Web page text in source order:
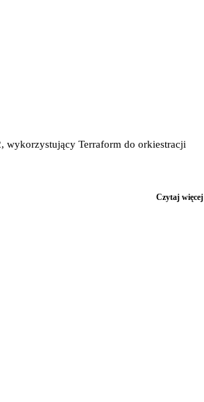
wykorzystujący Terraform do orkiestracji
Czytaj więcej